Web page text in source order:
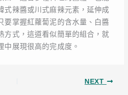
式辣醬或川式麻辣元素，延伸成
要掌握紅蘿蔔泥的含水量、白醬
方式，這道看似簡單的組合，就
中展現很高的完成度。
NEXT